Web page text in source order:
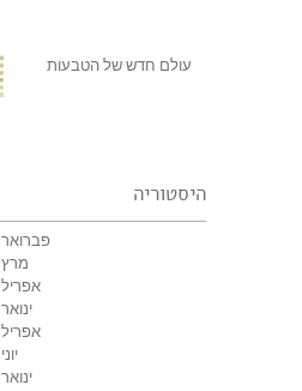
עולם חדש של הטבעות
היסטוריה
פברואר 2026
מרץ 2025
אפריל 2024
ינואר 2024
אפריל 2023
יוני 2022
ינואר 2022